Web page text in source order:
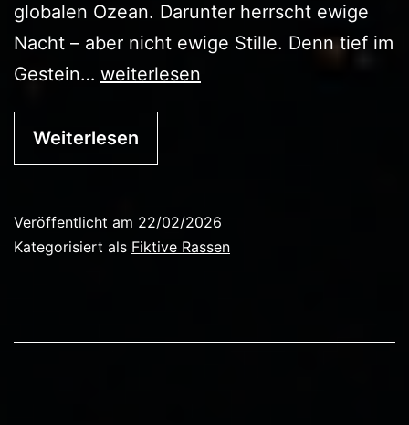
globalen Ozean. Darunter herrscht ewige
Nacht – aber nicht ewige Stille. Denn tief im
Gestein… Die
weiterlesen
Weiterlesen
Veröffentlicht am 22/02/2026
Kategorisiert als Fiktive Rassen